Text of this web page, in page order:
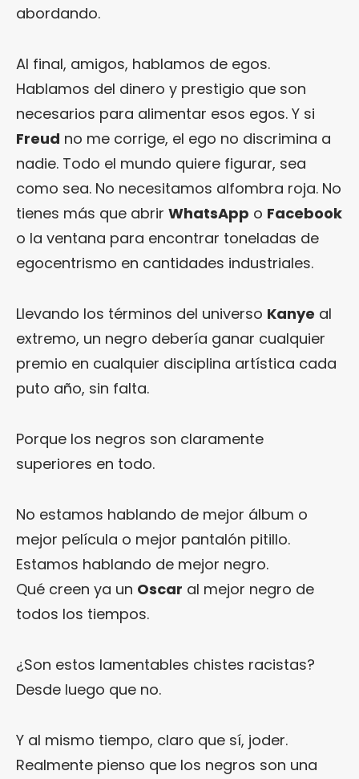
abordando.
Al final, amigos, hablamos de egos.
Hablamos del dinero y prestigio que son
necesarios para alimentar esos egos. Y si
Freud no me corrige, el ego no discrimina a
nadie. Todo el mundo quiere figurar, sea
como sea. No necesitamos alfombra roja. No
tienes más que abrir WhatsApp o Facebook
o la ventana para encontrar toneladas de
egocentrismo en cantidades industriales.
Llevando los términos del universo Kanye al
extremo, un negro debería ganar cualquier
premio en cualquier disciplina artística cada
puto año, sin falta.
Porque los negros son claramente
superiores en todo.
No estamos hablando de mejor álbum o
mejor película o mejor pantalón pitillo.
Estamos hablando de mejor negro.
Qué creen ya un Oscar al mejor negro de
todos los tiempos.
¿Son estos lamentables chistes racistas?
Desde luego que no.
Y al mismo tiempo, claro que sí, joder.
Realmente pienso que los negros son una